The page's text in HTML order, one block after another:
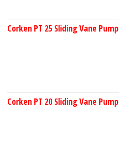
Corken PT 25 Sliding Vane Pump
Corken PT 20 Sliding Vane Pump